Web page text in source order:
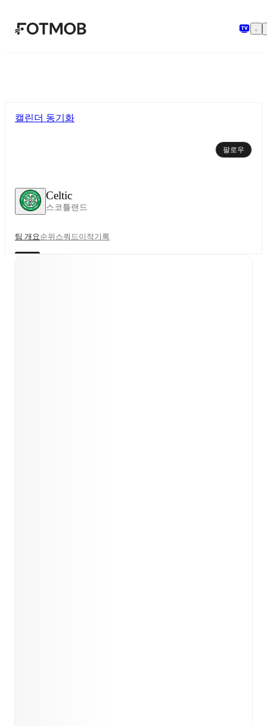
본문으로 건너뛰기
Celtic
스코틀랜드
캘린더 동기화
팔로우
팀 개요순위 스쿼드이적 기록